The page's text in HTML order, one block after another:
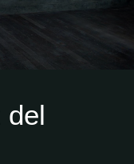
del